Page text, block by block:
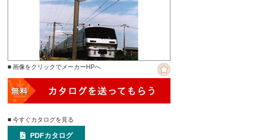
■ 画像をクリックでメーカーHPへ
■ 今すぐカタログを見る
PDFカタログ